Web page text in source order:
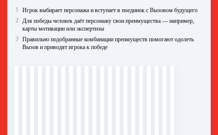
1
Игрок выбирает персонажа и вступает в поединок с Вызовом будущего
2 Для победы человек даёт персонажу свои преимущества — например,
карты мотивации или экспертизы
3 Правильно подобранные комбинации преимуществ помогают одолеть
Вызов и приводят игрока к победе